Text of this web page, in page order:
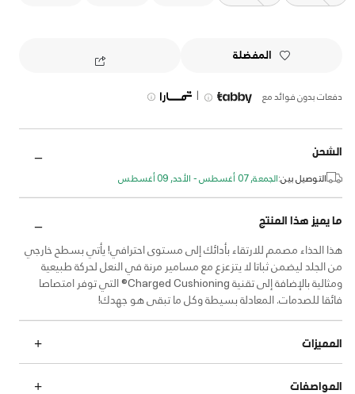
المفضلة
دفعات بدون فوائد مع |
الشحن
التوصيل بين:الجمعة, 07 أغسطس - الأحد, 09 أغسطس
ما يميز هذا المنتج
هذا الحذاء مصمم للارتقاء بأدائك إلى مستوى احترافي! يأتي بسطح خارجي
من الجلد ليضمن ثباتا لا يتزعزع مع مسامير مرنة في النعل لحركة طبيعية
ومثالية بالإضافة إلى تقنية Charged Cushioning® التي توفر امتصاصا
فائقا للصدمات. المعادلة بسيطة وكل ما تبقى هو جهدك!
المميزات
المواصفات